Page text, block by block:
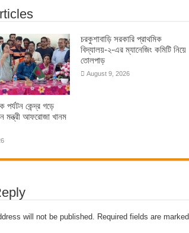
কেন্দ্র গড়ে
মন্ত্রী আফরোজা খানম
চরকুশাবাড়ি সরকারি প্রাথমিক
বিদ্যালয়-২-এর ম্যানেজিং কমিটি নিয়ে
তোলপাড়
August 9, 2026
will not be published. Required fields are marked